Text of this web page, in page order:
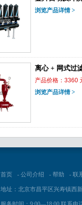
浏览产品详情 >
离心 + 网式过
产品价格：3360
浏览产品详情 >
首页 - 公司介绍 - 帮助 - 联
地址：北京市昌平区兴寿镇西